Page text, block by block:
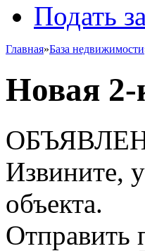
Подать
Главная»База недвижимости
Новая 2-
Извините,
объекта.
Отправить